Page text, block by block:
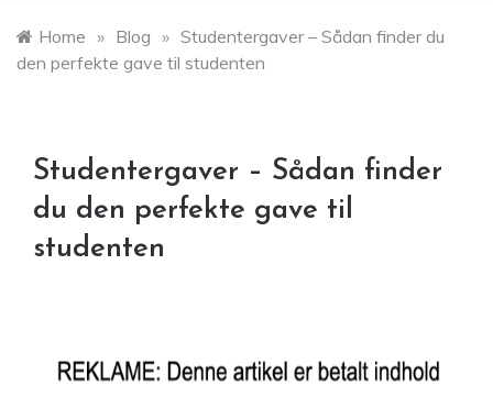
Home » Blog » Studentergaver – Sådan finder du
den perfekte gave til studenten
Studentergaver – Sådan finder
du den perfekte gave til
studenten